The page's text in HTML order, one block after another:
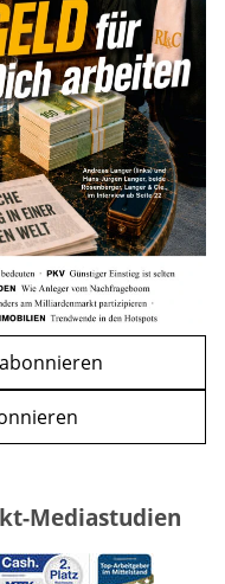
möglich
Mediastudien